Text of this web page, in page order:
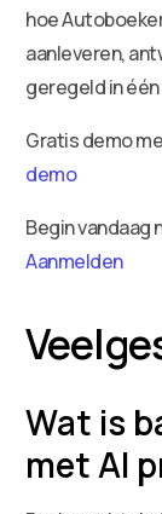
hoe
aanleveren,
geregeld in
Gratis demo
demo
Begin vandaag
Aanmelden
Wat is
met AI